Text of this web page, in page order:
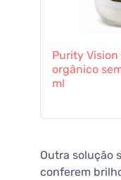
Purity Vision
orgânico
ml
Outra solução
conferem